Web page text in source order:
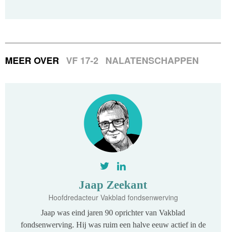
MEER OVER VF 17-2 NALATENSCHAPPEN
Jaap Zeekant
Hoofdredacteur Vakblad fondsenwerving
Jaap was eind jaren 90 oprichter van Vakblad
fondsenwerving. Hij was ruim een halve eeuw actief in de